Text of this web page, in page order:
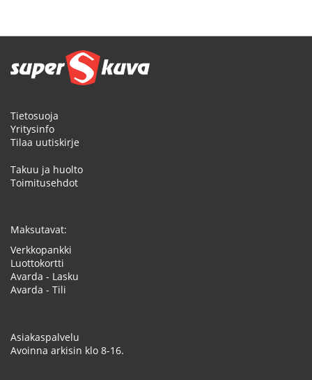
Tietosuoja
Yritysinfo
Tilaa uutiskirje
Takuu ja huolto
Toimitusehdot
Maksutavat:
Verkkopankki
Luottokortti
Avarda - Lasku
Avarda - Tili
Asiakaspalvelu
Avoinna arkisin klo 8-16.